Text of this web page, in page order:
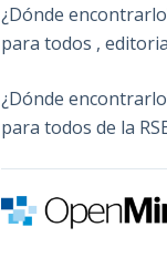
¿Dónde
para todos ,
¿Dónde
para todos de la